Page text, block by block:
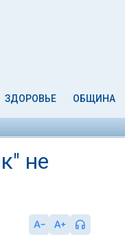
ЗДОРОВЬЕ ОБЩИНА
не